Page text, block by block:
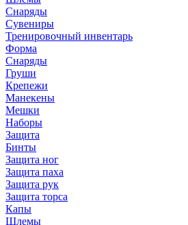
Снаряды
Сувениры
Тренировочный инвентарь
Форма
Снаряды
Груши
Крепежи
Манекены
Мешки
Наборы
Защита
Бинты
Защита ног
Защита паха
Защита рук
Защита торса
Капы
Шлемы